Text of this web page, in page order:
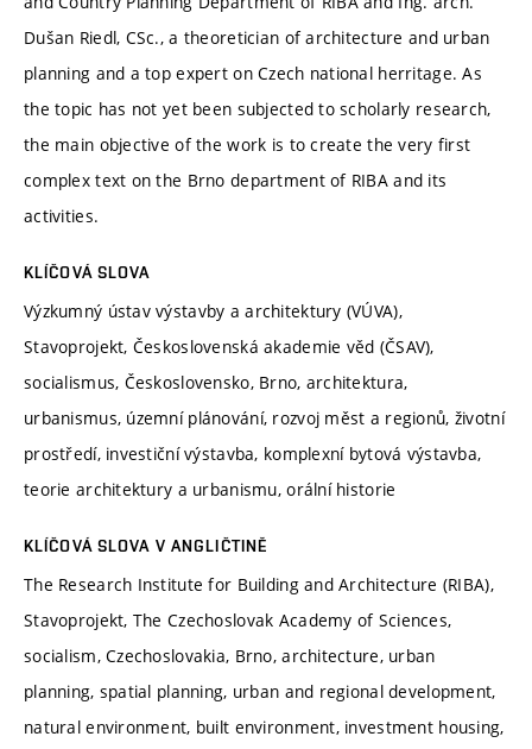
Dušan Riedl, CSc., a theoretician of architecture and urban
planning and a top expert on Czech national herritage. As
the topic has not yet been subjected to scholarly research,
the main objective of the work is to create the very first
complex text on the Brno department of RIBA and its
activities.
KLÍČOVÁ SLOVA
Výzkumný ústav výstavby a architektury (VÚVA),
Stavoprojekt, Československá akademie věd (ČSAV),
socialismus, Československo, Brno, architektura,
urbanismus, územní plánování, rozvoj měst a regionů, životní
prostředí, investiční výstavba, komplexní bytová výstavba,
teorie architektury a urbanismu, orální historie
KLÍČOVÁ SLOVA V ANGLIČTINĚ
The Research Institute for Building and Architecture (RIBA),
Stavoprojekt, The Czechoslovak Academy of Sciences,
socialism, Czechoslovakia, Brno, architecture, urban
planning, spatial planning, urban and regional development,
natural environment, built environment, investment housing,